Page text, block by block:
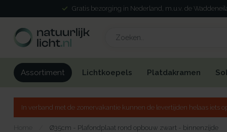
Gratis bezorging in Nederland, m.u.v. de
Assortiment Lichtkoepels Platdakramen
In verband met de zomervakantie kunnen de levertijden helaas iets
Home Ø35cm - Plafondplaat rond opbouw zwart - binnenzijde